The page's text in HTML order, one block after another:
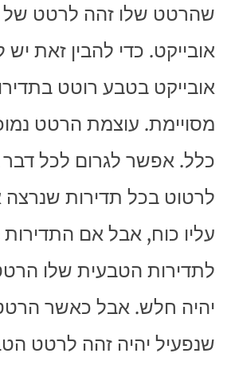
שהרטט שלו זהה לרטט של
אובייקט. כדי להבין זאת
אובייקט בטבע רוטט
מסויימת. עוצמת הרטט
כלל. אפשר לגרום לכל
לרטוט בכל תדירות שנרצה
עליו כוח, אבל אם התדירות
לתדירות הטבעית שלו
יהיה חלש. אבל כאשר
שנפעיל יהיה זהה לרטט